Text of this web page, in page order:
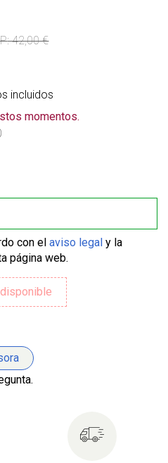
: 42,00 €
incluidos
momentos.
con elaviso legal y la
página web.